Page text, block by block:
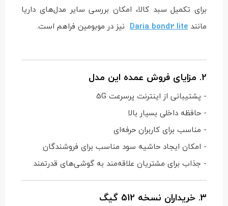
برای تکمیل سبد کالا، امکان بررسی سایر مدل‌های داریا
مانند Daria bond2 lite نیز در موبومین فراهم است.
2. مزایای فروش عمده این مدل
- پشتیبانی از اینترنت پرسرعت 5G
- حافظه داخلی بسیار بالا
- مناسب برای کاربران حرفه‌ای
- امکان ایجاد حاشیه سود مناسب برای فروشندگان
- جذاب برای مشتریان علاقه‌مند به گوشی‌های قدرتمند
3. خریداران نسخه 512 گیگ